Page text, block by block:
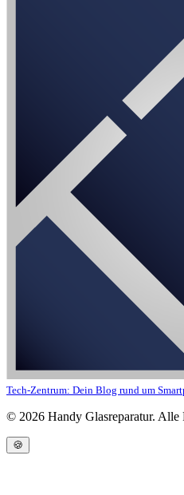
Tech-Zentrum: Dein Blog rund um
© 2026 Handy Glasreparatur. Alle
🍪